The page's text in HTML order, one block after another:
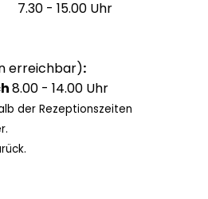
Uhr
erreichbar):
8.00 - 14.00 Uhr
der Rezeptionszeiten